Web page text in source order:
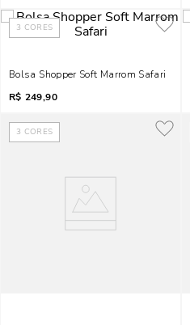
3 CORES
Bolsa Shopper Soft Marrom Safari
R$ 249,90
3 CORES